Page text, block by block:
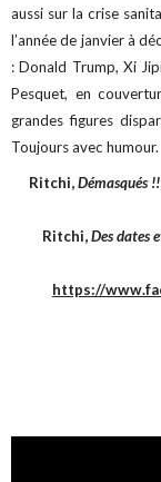
aussi sur la crise
l’année de janvier à
: Donald Trump, Xi
Pesquet, en
grandes figures
Toujours avec humour.
Ritchi,Démasqués
Ritchi,Des dates
https://